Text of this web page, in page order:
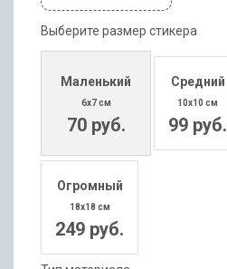
Выберите размер стикера
Маленький
6x7 см
70 руб.
Средний
10x10 см
99 руб.
Огромный
18x18 см
249 руб.